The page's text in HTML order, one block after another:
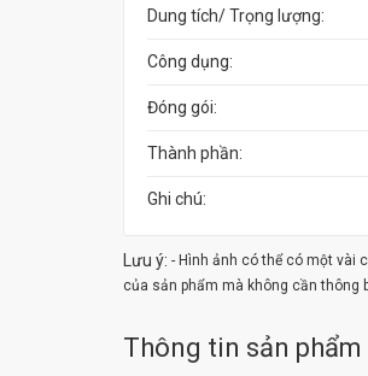
Dung tích/ Trọng lượng:
Công dụng:
Đóng gói:
Thành phần:
Ghi chú:
Lưu ý: - Hình ảnh có thể có một vài
của sản phẩm mà không cần thông
Thông tin sản phẩm